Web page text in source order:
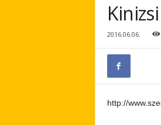
2016.06.06.
http://